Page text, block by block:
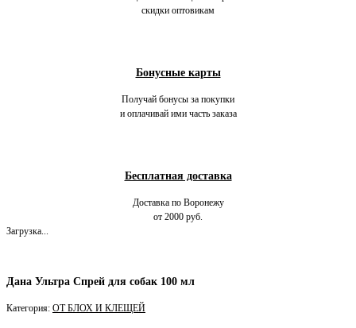
скидки оптовикам
Бонусные карты
Получай бонусы за покупки
и оплачивай ими часть заказа
Бесплатная доставка
Доставка по Воронежу
от 2000 руб.
Загрузка...
Дана Ультра Спрей для собак 100 мл
Категория: ОТ БЛОХ И КЛЕЩЕЙ